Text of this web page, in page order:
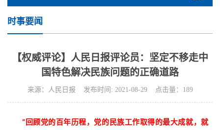
时事要闻
【权威评论】人民日报评论员：坚定不移走中
国特色解决民族问题的正确道路
来源：人民日报 发布时间: 2021-08-29 点击量： 189
“回顾党的百年历程，党的民族工作取得的最大成就，就